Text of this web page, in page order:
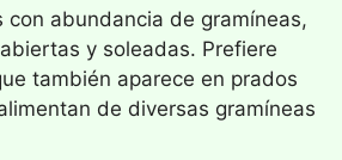
abundancia de gramíneas,
y soleadas. Prefiere
también aparece en prados
de diversas gramíneas